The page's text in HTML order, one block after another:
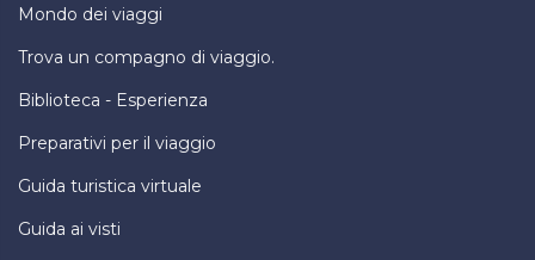
Mondo dei viaggi
Trova un compagno di viaggio.
Biblioteca - Esperienza
Preparativi per il viaggio
Guida turistica virtuale
Guida ai visti